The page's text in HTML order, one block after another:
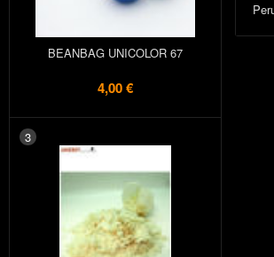
BEANBAG UNICOLOR 67
4,00 €
3